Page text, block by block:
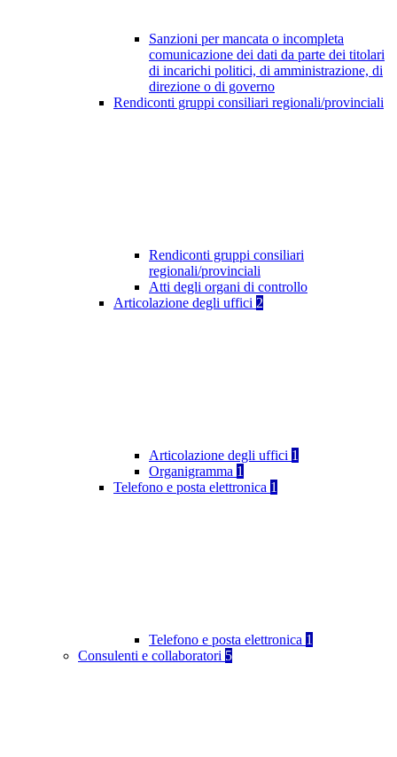
Sanzioni per mancata o incompleta
comunicazione dei dati da parte dei titolari
di incarichi politici, di amministrazione, di
direzione o di governo
Rendiconti gruppi consiliari regionali/provinciali
Rendiconti gruppi consiliari
regionali/provinciali
Atti degli organi di controllo
Articolazione degli uffici 2
Articolazione degli uffici 1
Organigramma 1
Telefono e posta elettronica 1
Telefono e posta elettronica 1
Consulenti e collaboratori 5